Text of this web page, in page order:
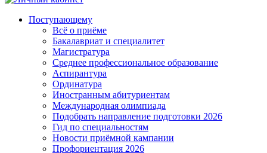
Поступающему
Всё о приёме
Бакалавриат и специалитет
Магистратура
Среднее профессиональное образование
Аспирантура
Ординатура
Иностранным абитуриентам
Международная олимпиада
Подобрать направление подготовки 2026
Гид по специальностям
Новости приёмной кампании
Профориентация 2026